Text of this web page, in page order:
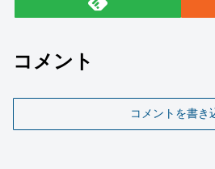
コメント
コメントを書き